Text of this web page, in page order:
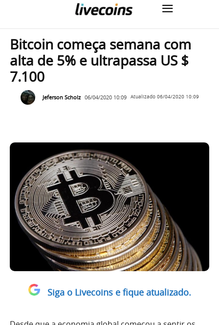
Bitcoin começa semana com
alta de 5% e ultrapassa US $
7.100
Jeferson Scholz 06/04/2020 10:09 Atualizado 06/04/2020 10:09
Siga o Livecoins e fique atualizado.